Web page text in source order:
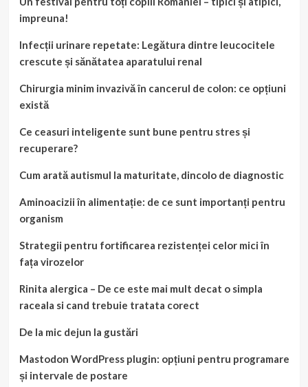
impreuna!
Infecții urinare repetate: Legătura dintre leucocitele
crescute și sănătatea aparatului renal
Chirurgia minim invazivă în cancerul de colon: ce opțiuni
există
Ce ceasuri inteligente sunt bune pentru stres și
recuperare?
Cum arată autismul la maturitate, dincolo de diagnostic
Aminoacizii în alimentație: de ce sunt importanți pentru
organism
Strategii pentru fortificarea rezistenței celor mici în
fața virozelor
Rinita alergica – De ce este mai mult decat o simpla
raceala si cand trebuie tratata corect
De la mic dejun la gustări
Mastodon WordPress plugin: opțiuni pentru programare
și intervale de postare